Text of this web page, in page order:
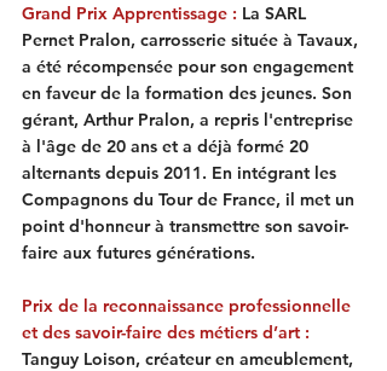
Grand Prix Apprentissage : La SARL
Pernet Pralon, carrosserie située à Tavaux,
a été récompensée pour son engagement
en faveur de la formation des jeunes. Son
gérant, Arthur Pralon, a repris l'entreprise
à l'âge de 20 ans et a déjà formé 20
alternants depuis 2011. En intégrant les
Compagnons du Tour de France, il met un
point d'honneur à transmettre son savoir-
faire aux futures générations.
Prix de la reconnaissance professionnelle
et des savoir-faire des métiers d’art :
Tanguy Loison, créateur en ameublement,